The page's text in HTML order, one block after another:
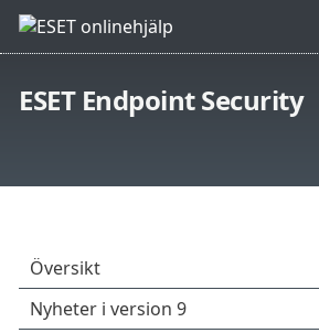
ESET Endpoint Security